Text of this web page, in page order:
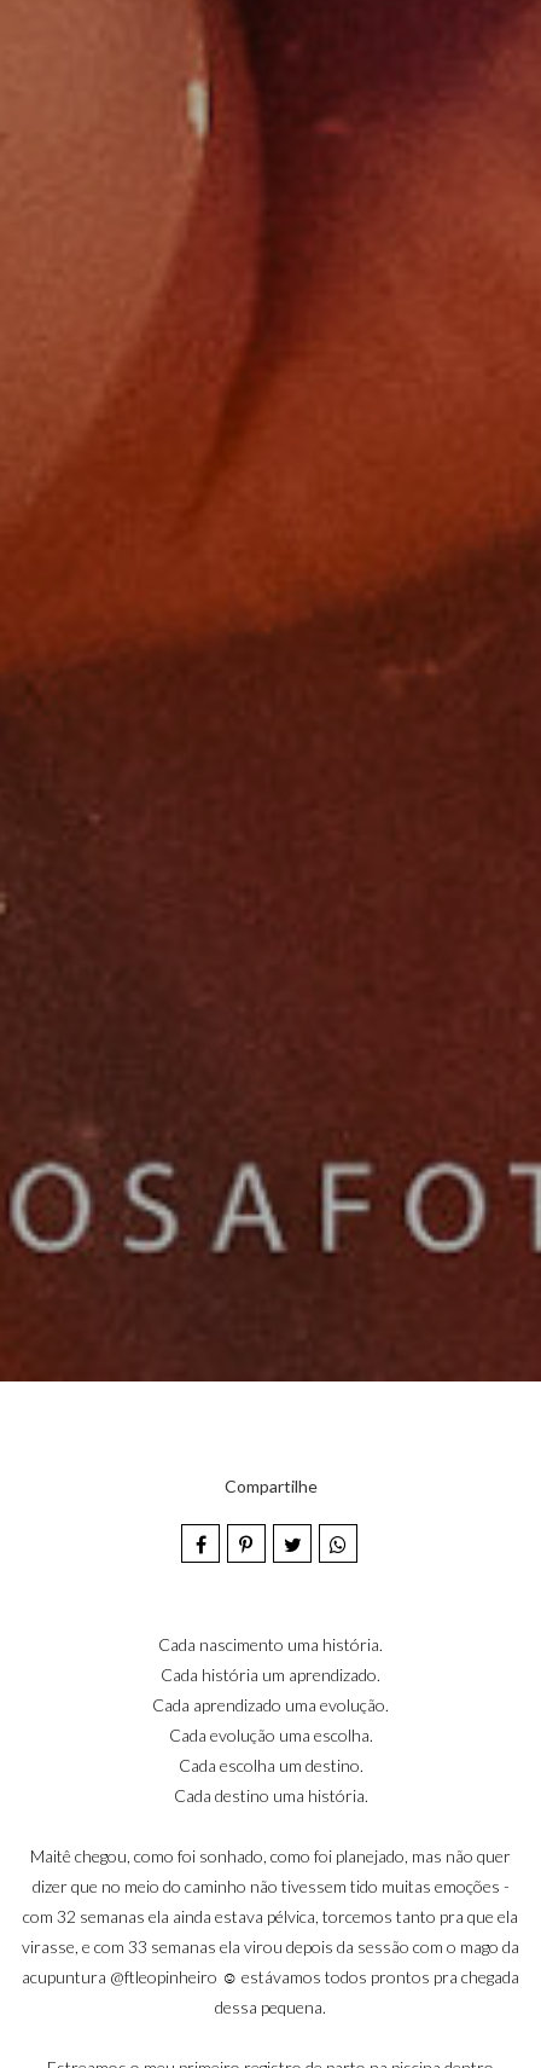
Compartilhe
Cada nascimento uma história.
Cada história um aprendizado.
Cada aprendizado uma evolução.
Cada evolução uma escolha.
Cada escolha um destino.
Cada destino uma história.
Maitê chegou, como foi sonhado, como foi planejado, mas não quer
dizer que no meio do caminho não tivessem tido muitas emoções -
com 32 semanas ela ainda estava pélvica, torcemos tanto pra que ela
virasse, e com 33 semanas ela virou depois da sessão com o mago da
acupuntura @ftleopinheiro ☺️ estávamos todos prontos pra chegada
dessa pequena.